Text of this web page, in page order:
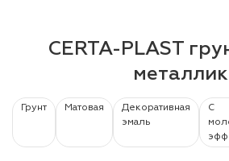
и дачи
CERTA-PLAST
металлик
Грунт Матовая
Декоративная
эмаль
С